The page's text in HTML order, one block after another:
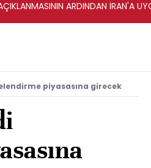
ARDINDAN İRAN'A
piyasasına girecek